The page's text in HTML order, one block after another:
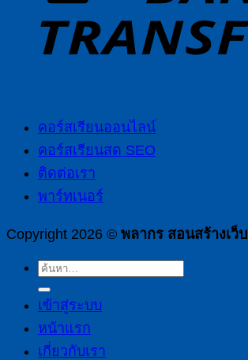
คอร์สเรียนออนไลน์
คอร์สเรียนสด SEO
ติดต่อเรา
พาร์ทเนอร์
Copyright 2026 © พลากร สอนสร้างเว็บ
เข้าสู่ระบบ
หน้าแรก
เกี่ยวกับเรา